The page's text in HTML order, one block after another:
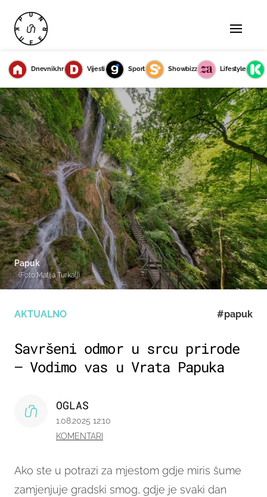
Dnevnik.hr Vijesti Sport Showbizz Lifestyle
AKTUALNO #papuk
Savršeni odmor u srcu prirode
– Vodimo vas u Vrata Papuka
Ako ste u potrazi za mjestom gdje miris šume
zamjenjuje gradski smog, gdje je svaki dan
OGLAS
1.08.2025 12:10
KOMENTARI
Papuk
(Foto:Matija Turkalj)